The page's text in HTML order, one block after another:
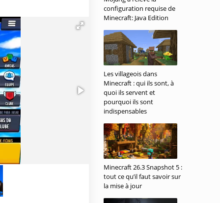
configuration requise de
Minecraft: Java Edition
Les villageois dans
Minecraft : qui ils sont, à
quoi ils servent et
pourquoi ils sont
indispensables
Minecraft 26.3 Snapshot 5 :
tout ce qu’il faut savoir sur
la mise à jour